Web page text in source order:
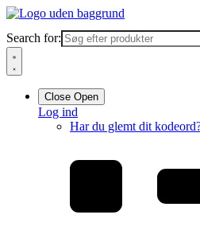
Videre
indhold
Search for:
Close Open
Log ind
Har du glemt dit